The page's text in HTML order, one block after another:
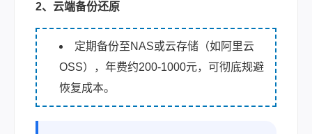
2、云端备份还原
定期备份至NAS或云存储（如阿里云
OSS），年费约200-1000元，可彻底规避
恢复成本。